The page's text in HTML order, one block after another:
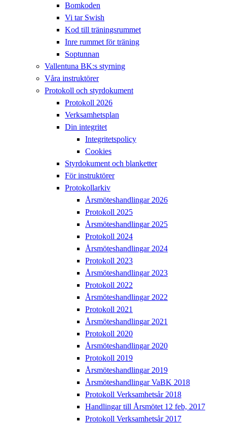
Bomkoden
Vi tar Swish
Kod till träningsrummet
Inre rummet för träning
Soptunnan
Vallentuna BK:s styrning
Våra instruktörer
Protokoll och styrdokument
Protokoll 2026
Verksamhetsplan
Din integritet
Integritetspolicy
Cookies
Styrdokument och blanketter
För instruktörer
Protokollarkiv
Årsmöteshandlingar 2026
Protokoll 2025
Årsmöteshandlingar 2025
Protokoll 2024
Årsmöteshandlingar 2024
Protokoll 2023
Årsmöteshandlingar 2023
Protokoll 2022
Årsmöteshandlingar 2022
Protokoll 2021
Årsmöteshandlingar 2021
Protokoll 2020
Årsmöteshandlingar 2020
Protokoll 2019
Årsmöteshandlingar 2019
Årsmöteshandlingar VaBK 2018
Protokoll Verksamhetsår 2018
Handlingar till Årsmötet 12 feb, 2017
Protokoll Verksamhetsår 2017